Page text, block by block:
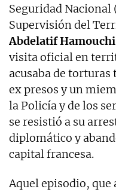
Seguridad Nacional
Supervisión del
Abdelatif Hamouchi
visita oficial en
acusaba de torturas
ex presos y un
la Policía y de los
se resistió a su
diplomático y
capital francesa.
Aquel episodio, que